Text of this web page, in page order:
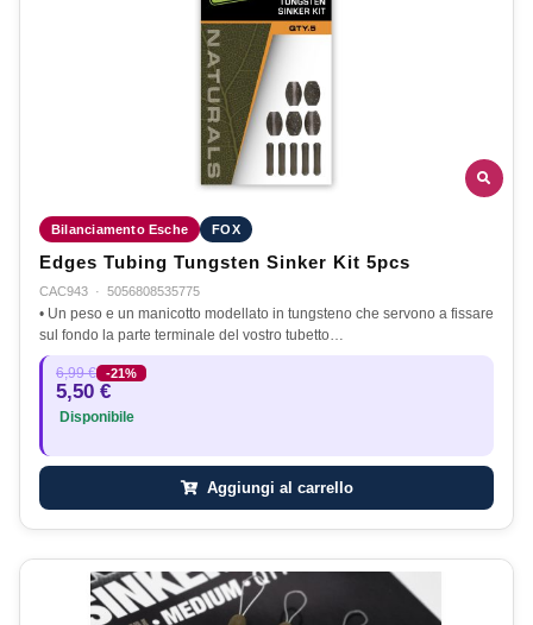
Bilanciamento Esche FOX
Edges Tubing Tungsten Sinker Kit 5pcs
CAC943 · 5056808535775
• Un peso e un manicotto modellato in tungsteno che servono a fissare
sul fondo la parte terminale del vostro tubetto…
6,99 € -21%
5,50 €
Disponibile
Aggiungi al carrello